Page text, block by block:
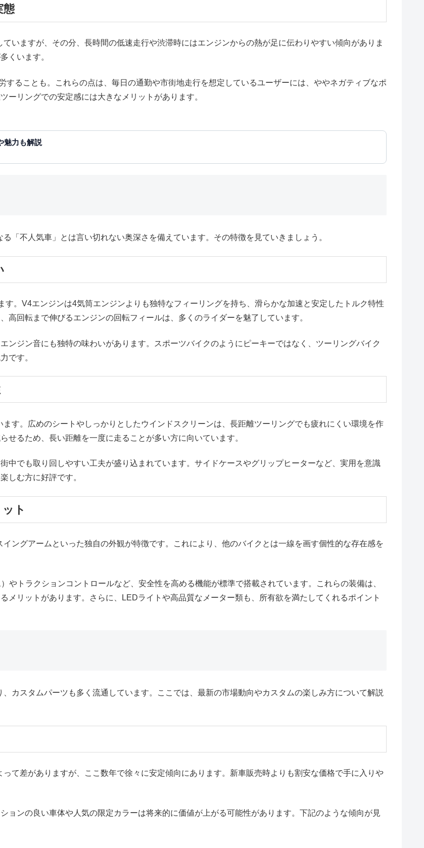
態
いますが、その分、長時間の低速走行や渋滞時にはエンジンからの熱が足に伝わりやすい傾向がありま
くいます。
することも。これらの点は、毎日の通勤や市街地走行を想定しているユーザーには、ややネガティブなポ
ーリングでの安定感には大きなメリットがあります。
魅力も解説
「不人気車」とは言い切れない奥深さを備えています。その特徴を見ていきましょう。
。V4エンジンは4気筒エンジンよりも独特なフィーリングを持ち、滑らかな加速と安定したトルク特性
高回転まで伸びるエンジンの回転フィールは、多くのライダーを魅了しています。
ンジン音にも独特の味わいがあります。スポーツバイクのようにピーキーではなく、ツーリングバイク
です。
す。広めのシートやしっかりとしたウインドスクリーンは、長距離ツーリングでも疲れにくい環境を作
せるため、長い距離を一度に走ることが多い方に向いています。
中でも取り回しやすい工夫が盛り込まれています。サイドケースやグリップヒーターなど、実用を意識
しむ方に好評です。
ト
ングアームといった独自の外観が特徴です。これにより、他のバイクとは一線を画す個性的な存在感を
やトラクションコントロールなど、安全性を高める機能が標準で搭載されています。これらの装備は、
メリットがあります。さらに、LEDライトや高品質なメーター類も、所有欲を満たしてくれるポイント
カスタムパーツも多く流通しています。ここでは、最新の市場動向やカスタムの楽しみ方について解説
て差がありますが、ここ数年で徐々に安定傾向にあります。新車販売時よりも割安な価格で手に入りや
ョンの良い車体や人気の限定カラーは将来的に価値が上がる可能性があります。下記のような傾向が見